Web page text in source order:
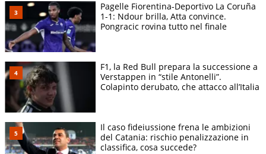
Pagelle Fiorentina-Deportivo La Coruña
1-1: Ndour brilla, Atta convince.
Pongracic rovina tutto nel finale
F1, la Red Bull prepara la successione a
Verstappen in “stile Antonelli”.
Colapinto derubato, che attacco all’Italia
Il caso fideiussione frena le ambizioni
del Catania: rischio penalizzazione in
classifica, cosa succede?